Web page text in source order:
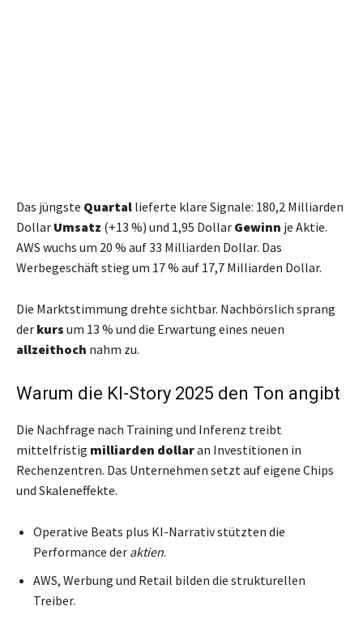
Das jüngste Quartal lieferte klare Signale: 180,2 Milliarden
Dollar Umsatz (+13 %) und 1,95 Dollar Gewinn je Aktie.
AWS wuchs um 20 % auf 33 Milliarden Dollar. Das
Werbegeschäft stieg um 17 % auf 17,7 Milliarden Dollar.
Die Marktstimmung drehte sichtbar. Nachbörslich sprang
der kurs um 13 % und die Erwartung eines neuen
allzeithoch nahm zu.
Warum die KI-Story 2025 den Ton angibt
Die Nachfrage nach Training und Inferenz treibt
mittelfristig milliarden dollaran Investitionen in
Rechenzentren. Das Unternehmen setzt auf eigene Chips
und Skaleneffekte.
Operative Beats plus KI-Narrativ stützten die
Performance der aktien.
AWS, Werbung und Retail bilden die strukturellen
Treiber.